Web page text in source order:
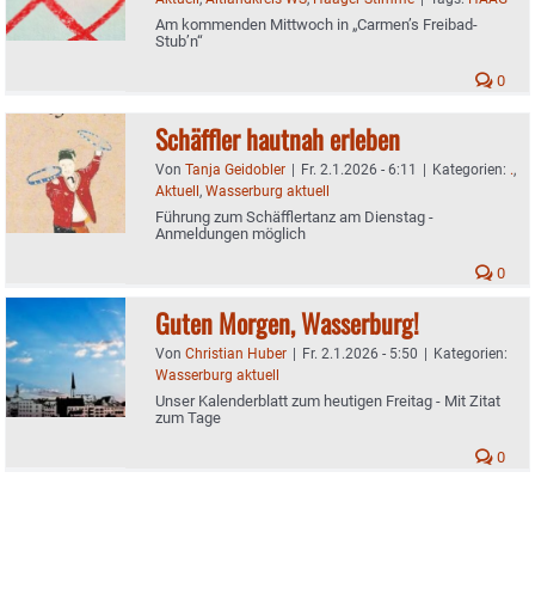
Am kommenden Mittwoch in „Carmen’s Freibad-
Stub’n“
0
Schäffler hautnah erleben
Von Tanja Geidobler | Fr. 2.1.2026 - 6:11 | Kategorien: .,
Aktuell, Wasserburg aktuell
Führung zum Schäfflertanz am Dienstag -
Anmeldungen möglich
0
Guten Morgen, Wasserburg!
Von Christian Huber | Fr. 2.1.2026 - 5:50 | Kategorien:
Wasserburg aktuell
Unser Kalenderblatt zum heutigen Freitag - Mit Zitat
zum Tage
0